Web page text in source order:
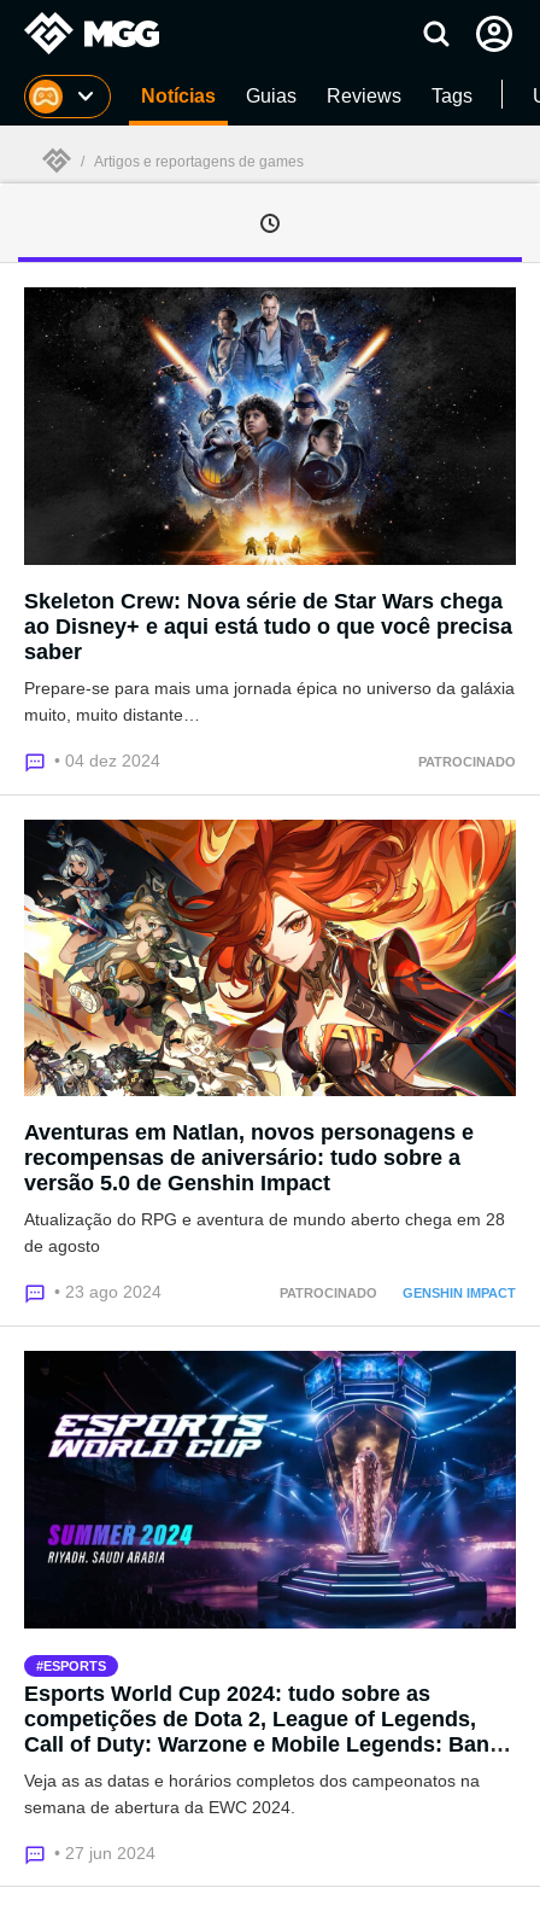
Millenium Notícias Guias Reviews Tags
/ Artigos e reportagens de games
Skeleton Crew: Nova série de Star Wars chega
ao Disney+ e aqui está tudo o que você precisa
saber
Prepare-se para mais uma jornada épica no universo da galáxia
muito, muito distante…
• 04 dez 2024 PATROCINADO
Aventuras em Natlan, novos personagens e
recompensas de aniversário: tudo sobre a
versão 5.0 de Genshin Impact
Atualização do RPG e aventura de mundo aberto chega em 28
de agosto
• 23 ago 2024 PATROCINADO GENSHIN IMPACT
ESPORTS
Esports World Cup 2024: tudo sobre as
competições de Dota 2, League of Legends,
Call of Duty: Warzone e Mobile Legends: Bang
Bang
Veja as as datas e horários completos dos campeonatos na
semana de abertura da EWC 2024.
• 27 jun 2024